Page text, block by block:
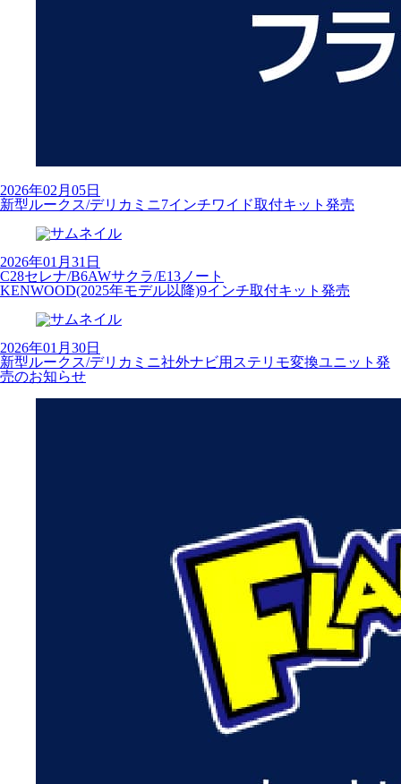
2026年02月05日
新型ルークス/デリカミニ7インチワイド取付キット発売
2026年01月31日
C28セレナ/B6AWサクラ/E13ノート
KENWOOD(2025年モデル以降)9インチ取付キット発売
2026年01月30日
新型ルークス/デリカミニ社外ナビ用ステリモ変換ユニット発
売のお知らせ